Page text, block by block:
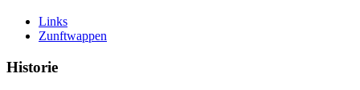
Links
Zunftwappen
Historie